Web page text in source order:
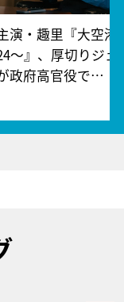
演・趣里『大空港
～』、厚切りジェ
政府高官役で…